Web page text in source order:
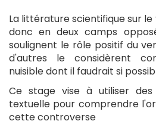
La littérature scientifique sur
donc en deux camps
soulignent le rôle positif du
d'autres le considèrent
nuisible dont il faudrait si
Ce stage vise à utiliser des
textuelle pour comprendre
cette controverse